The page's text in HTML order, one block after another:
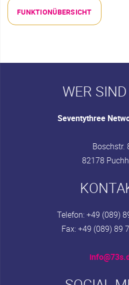
FUNKTIONÜBERSICHT
WER
Seventythree
Boschstr.
82178
Telefon: +49 (089)
Fax: +49 (089) 89